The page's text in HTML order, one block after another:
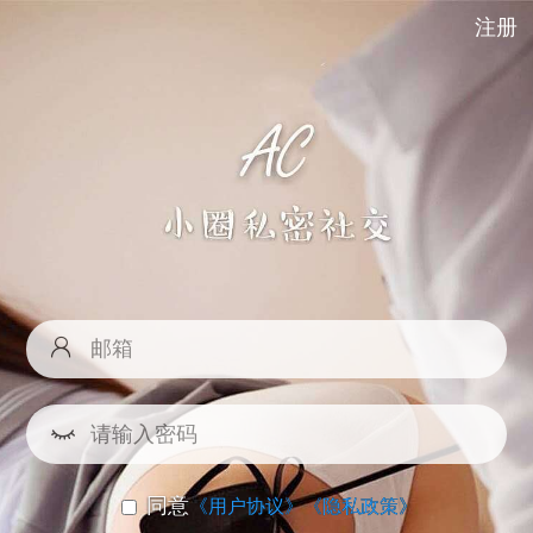
注册
同意《用户协议》《隐私政策》